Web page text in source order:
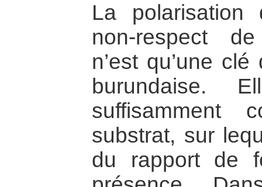
La polarisation
non-respect de
n’est qu’une
burundaise.
substrat, sur
du rapport de